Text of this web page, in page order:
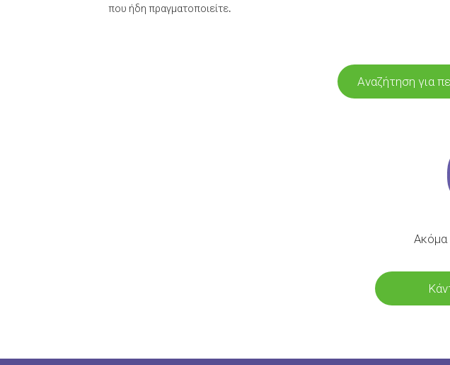
που ήδη πραγματοποιείτε.
Αναζήτηση για
Ακόμα